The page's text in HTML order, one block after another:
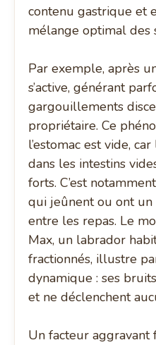
contenu gastrique et
mélange optimal des
Par exemple, après
s’active, générant
gargouillements
propriétaire. Ce
l’estomac est vide,
dans les intestins
forts. C’est
qui jeûnent ou ont
entre les repas. Le
Max, un labrador
fractionnés, illustre
dynamique : ses
et ne déclenchent
Un facteur aggravant